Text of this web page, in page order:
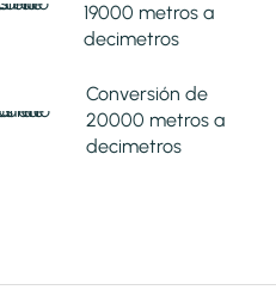
19000 metros a
decimetros
Conversión de
20000 metros a
decimetros